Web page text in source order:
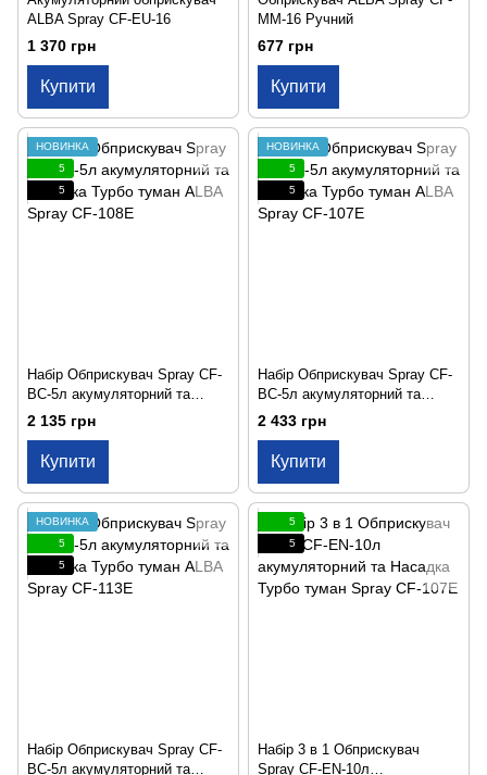
ALBA Spray CF-EU-16
1 370 грн
Купити
MM-16 Ручний
677 грн
Купити
НОВИНКА
5
5
Набір Обприскувач Spray CF-
BC-5л акумуляторний та
Насадка Турбо туман ALBA
Spray CF-108E
2 135 грн
Купити
НОВИНКА
5
5
Набір Обприскувач Spray CF-
BC-5л акумуляторний та
Насадка Турбо туман ALBA
Spray CF-107E
2 433 грн
Купити
НОВИНКА
5
5
Набір Обприскувач Spray CF-
BC-5л акумуляторний та
5
5
Набір 3 в 1 Обприскувач
Spray CF-EN-10л